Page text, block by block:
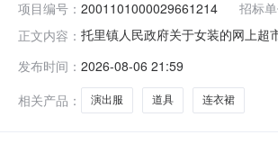
项目编号： 2001101000029661214 招标单
正文内容： 托里镇人民政府关于女装的网上
称:新疆维吾尔自治区塔城地区托
发布时间： 2026-08-06 21:59
相关产品：
演出服 道具 连衣裙